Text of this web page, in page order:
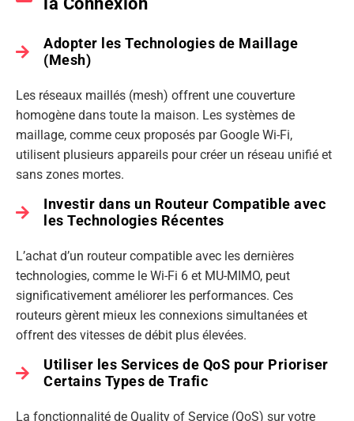
Adopter les Technologies de Maillage
(Mesh)
Les réseaux maillés (mesh) offrent une couverture
homogène dans toute la maison. Les systèmes de
maillage, comme ceux proposés par Google Wi-Fi,
utilisent plusieurs appareils pour créer un réseau unifié et
sans zones mortes.
Investir dans un Routeur Compatible avec
les Technologies Récentes
L’achat d’un routeur compatible avec les dernières
technologies, comme le Wi-Fi 6 et MU-MIMO, peut
significativement améliorer les performances. Ces
routeurs gèrent mieux les connexions simultanées et
offrent des vitesses de débit plus élevées.
Utiliser les Services de QoS pour Prioriser
Certains Types de Trafic
La fonctionnalité de Quality of Service (QoS) sur votre